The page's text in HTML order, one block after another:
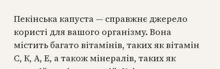
Пекінська капуста — справжнє джерело
користі для вашого організму. Вона
містить багато вітамінів, таких як вітамін
С, К, А, Е, а також мінералів, таких як